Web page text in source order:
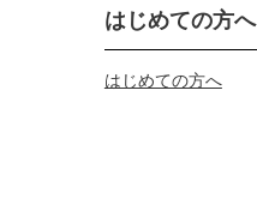
はじめての方へ
はじめての方へ